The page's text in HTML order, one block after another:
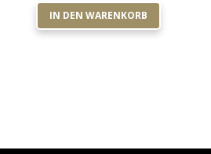
IN DEN WARENKORB